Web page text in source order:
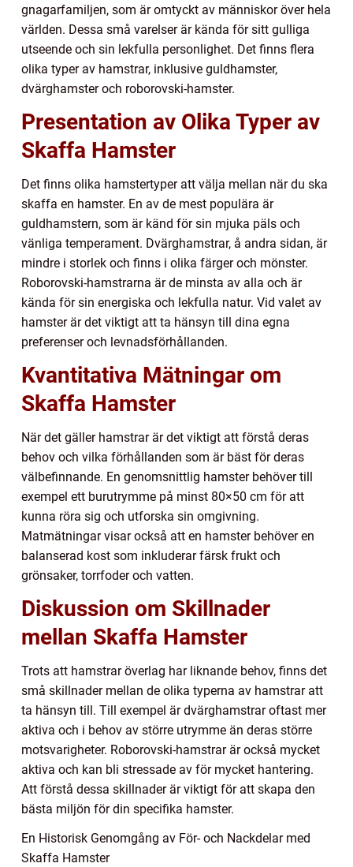
gnagarfamiljen, som är omtyckt av människor över hela
världen. Dessa små varelser är kända för sitt gulliga
utseende och sin lekfulla personlighet. Det finns flera
olika typer av hamstrar, inklusive guldhamster,
dvärghamster och roborovski-hamster.
Presentation av Olika Typer av
Skaffa Hamster
Det finns olika hamstertyper att välja mellan när du ska
skaffa en hamster. En av de mest populära är
guldhamstern, som är känd för sin mjuka päls och
vänliga temperament. Dvärghamstrar, å andra sidan, är
mindre i storlek och finns i olika färger och mönster.
Roborovski-hamstrarna är de minsta av alla och är
kända för sin energiska och lekfulla natur. Vid valet av
hamster är det viktigt att ta hänsyn till dina egna
preferenser och levnadsförhållanden.
Kvantitativa Mätningar om
Skaffa Hamster
När det gäller hamstrar är det viktigt att förstå deras
behov och vilka förhållanden som är bäst för deras
välbefinnande. En genomsnittlig hamster behöver till
exempel ett burutrymme på minst 80×50 cm för att
kunna röra sig och utforska sin omgivning.
Matmätningar visar också att en hamster behöver en
balanserad kost som inkluderar färsk frukt och
grönsaker, torrfoder och vatten.
Diskussion om Skillnader
mellan Skaffa Hamster
Trots att hamstrar överlag har liknande behov, finns det
små skillnader mellan de olika typerna av hamstrar att
ta hänsyn till. Till exempel är dvärghamstrar oftast mer
aktiva och i behov av större utrymme än deras större
motsvarigheter. Roborovski-hamstrar är också mycket
aktiva och kan bli stressade av för mycket hantering.
Att förstå dessa skillnader är viktigt för att skapa den
bästa miljön för din specifika hamster.
En Historisk Genomgång av För- och Nackdelar med
Skaffa Hamster